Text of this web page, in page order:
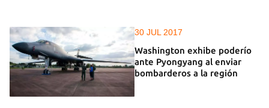
30 JUL 2017
Washington exhibe poderío
ante Pyongyang al enviar
bombarderos a la región